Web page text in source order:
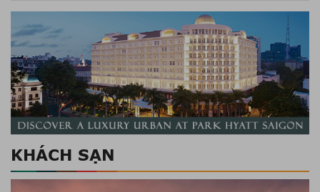
Cùng chiêm ngưỡng vẻ đẹp của
JW Marriott Phu Quoc Emerald
24/04/2020
Tri Lanka, khu nghỉ dưỡng sinh
thái tuyệt đẹp bên bờ hồ Koggala
06/08/2018
Chiêm ngưỡng Laguna Phuket
KHÁCH SẠN